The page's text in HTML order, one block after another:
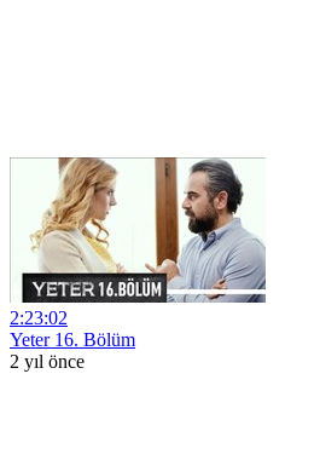
2:23:02
Yeter 16. Bölüm
2 yıl önce